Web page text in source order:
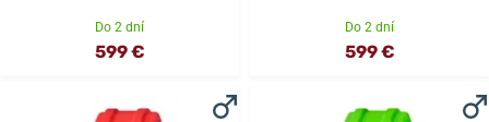
Do 2 dní
599 €
Do 2 dní
599 €